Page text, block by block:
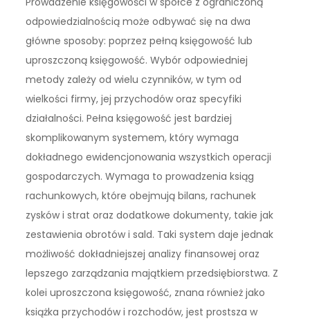
odpowiedzialnością może odbywać się na dwa
główne sposoby: poprzez pełną księgowość lub
uproszczoną księgowość. Wybór odpowiedniej
metody zależy od wielu czynników, w tym od
wielkości firmy, jej przychodów oraz specyfiki
działalności. Pełna księgowość jest bardziej
skomplikowanym systemem, który wymaga
dokładnego ewidencjonowania wszystkich operacji
gospodarczych. Wymaga to prowadzenia ksiąg
rachunkowych, które obejmują bilans, rachunek
zysków i strat oraz dodatkowe dokumenty, takie jak
zestawienia obrotów i sald. Taki system daje jednak
możliwość dokładniejszej analizy finansowej oraz
lepszego zarządzania majątkiem przedsiębiorstwa. Z
kolei uproszczona księgowość, znana również jako
książka przychodów i rozchodów, jest prostsza w